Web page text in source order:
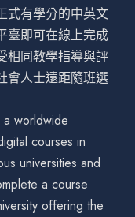
式有學分的中英文
臺即可在線上完成
相同教學指導與評
會人士遠距隨班選
a worldwide
courses in
universities and
a course
offering the